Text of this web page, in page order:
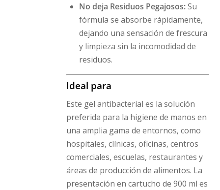
No deja Residuos Pegajosos:Su
fórmula se absorbe rápidamente,
dejando una sensación de frescura
y limpieza sin la incomodidad de
residuos.
Ideal para
Este gel antibacterial es la solución
preferida para la higiene de manos en
una amplia gama de entornos, como
hospitales, clínicas, oficinas, centros
comerciales, escuelas, restaurantes y
áreas de producción de alimentos. La
presentación en cartucho de 900 ml es